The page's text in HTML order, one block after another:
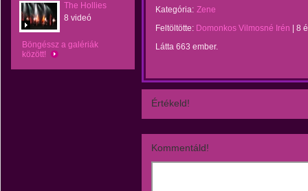
The Hollies
8 videó
Böngéssz a galériák
között!
Kategória: Zene
Feltöltötte: Domonkos Vilmosné Irén
8
Látta 663 ember.
Értékeld!
Kommentáld!